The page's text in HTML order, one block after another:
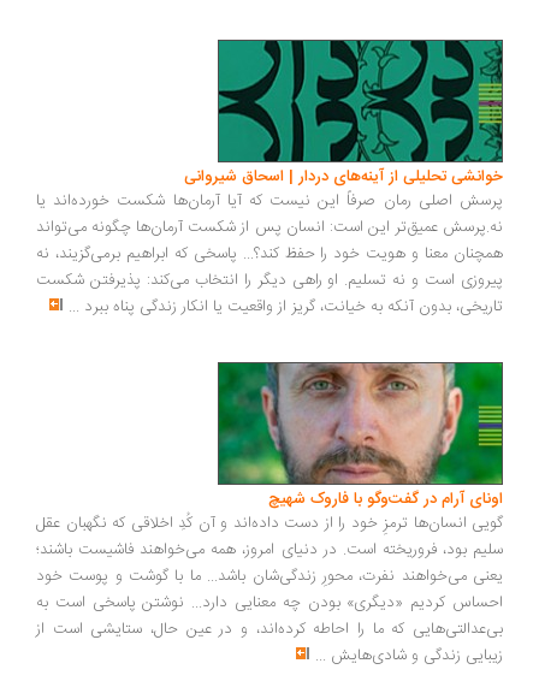
تحلیلی از آینه‌های دردار | اسحاق شیروانی
اصلی رمان صرفاً این نیست که آیا آرمان‌ها شکست خورده‌اند یا
عمیق‌تر این است: انسان پس از شکست آرمان‌ها چگونه می‌تواند
معنا و هویت خود را حفظ کند؟... پاسخی که ابراهیم برمی‌گزیند، نه
است و نه تسلیم. او راهی دیگر را انتخاب می‌کند: پذیرفتن شکست
بدون آنکه به خیانت، گریز از واقعیت یا انکار زندگی پناه ببرد...
آرام در گفت‌وگو با فاروک شهیچ‭
انسان‌ها ترمزِ خود را از دست داده‌اند و آن کُدِ اخلاقی که نگهبان عقل
بود، فروریخته است. در دنیای امروز، همه می‌خواهند فاشیست باشند؛
می‌خواهند نفرت، محورِ زندگی‌شان باشد... ما با گوشت و پوست خود
کردیم «دیگری» بودن چه معنایی دارد... نوشتن پاسخی است به
که ما را احاطه کرده‌اند، و در عین حال، ستایشی است از
زندگی و شادی‌هایش...